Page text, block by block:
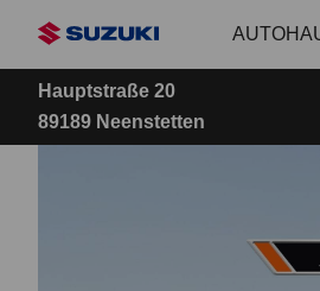
Hauptinhalt
Hauptstraße 20
89189 Neenstetten